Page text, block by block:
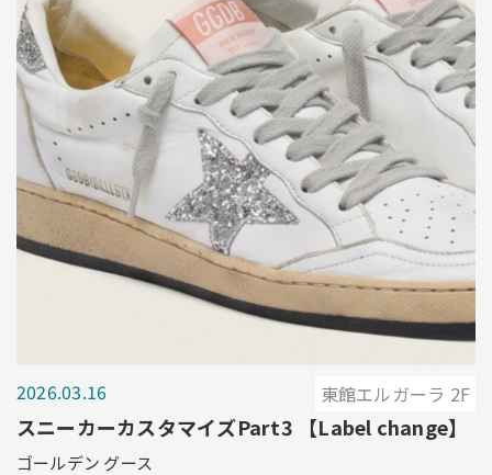
2026.03.16 東館エルガーラ 2F
スニーカーカスタマイズPart3 【Label change】
ゴールデン グース